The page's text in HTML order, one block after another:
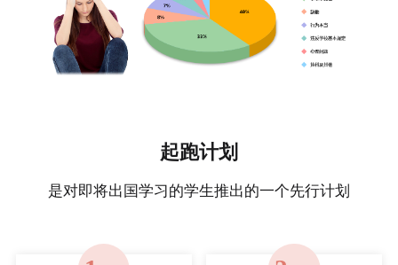
起跑计划
是对即将出国学习的学生推出的一个先行计划